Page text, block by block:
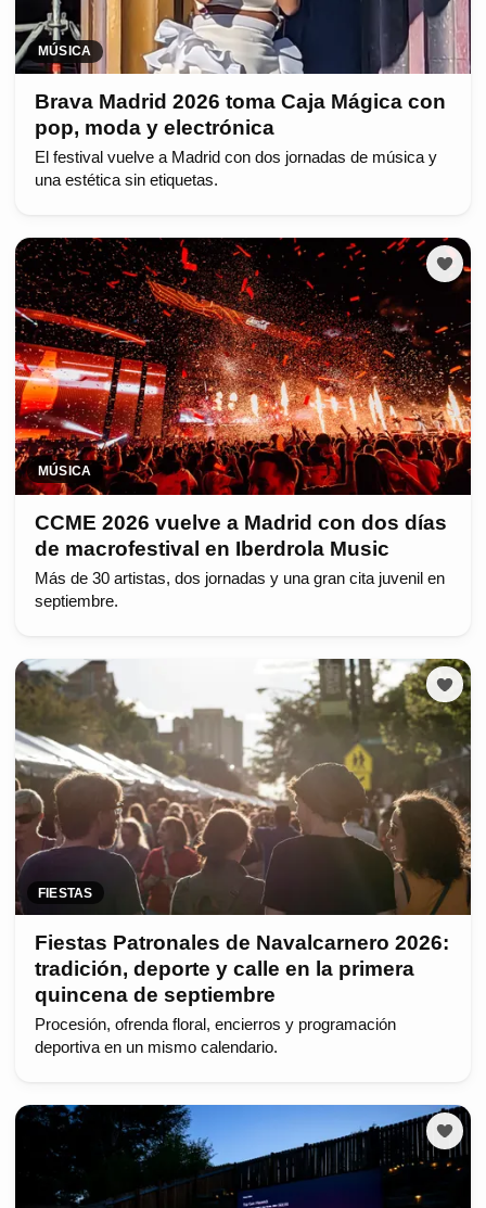
MÚSICA
Brava Madrid 2026 toma Caja Mágica con
pop, moda y electrónica
El festival vuelve a Madrid con dos jornadas de música y
una estética sin etiquetas.
MÚSICA
CCME 2026 vuelve a Madrid con dos días
de macrofestival en Iberdrola Music
Más de 30 artistas, dos jornadas y una gran cita juvenil en
septiembre.
FIESTAS
Fiestas Patronales de Navalcarnero 2026:
tradición, deporte y calle en la primera
quincena de septiembre
Procesión, ofrenda floral, encierros y programación
deportiva en un mismo calendario.